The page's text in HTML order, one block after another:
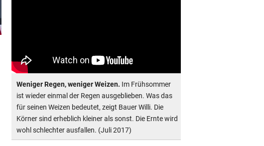
Weniger Regen, weniger Weizen. Im Frühsommer
ist wieder einmal der Regen ausgeblieben. Was das
für seinen Weizen bedeutet, zeigt Bauer Willi. Die
Körner sind erheblich kleiner als sonst. Die Ernte wird
wohl schlechter ausfallen. (Juli 2017)